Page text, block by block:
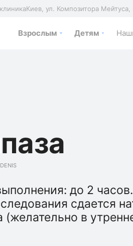
Киев, ул. Композитора
Взрослым Детям
до 2
сдается
(желательно в